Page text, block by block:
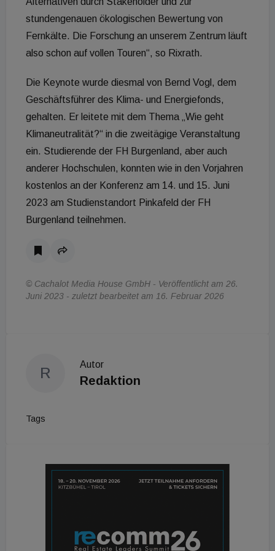
stundengenauen ökologischen Bewertung von
Fernkälte. Die Forschung an unserem Zentrum läuft
also schon auf vollen Touren“, so Rixrath.
Die Keynote wurde diesmal von Bernd Vogl, dem
Geschäftsführer des Klima- und Energiefonds,
gehalten. Er leitete mit dem Thema „Wie geht
Klimaneutralität?“ in die zweitägige Veranstaltung
ein. Studierende der FH Burgenland, aber auch
anderer Hochschulen, konnten wie in den Vorjahren
kostenlos an der Konferenz am 14. und 15. Juni
2023 am Studienstandort Pinkafeld der FH
Burgenland teilnehmen.
© Cachalot Media House GmbH - Veröffentlicht am 26.
Juni 2023 - zuletzt bearbeitet am 16. Februar 2026
R
Autor
Redaktion
Tags